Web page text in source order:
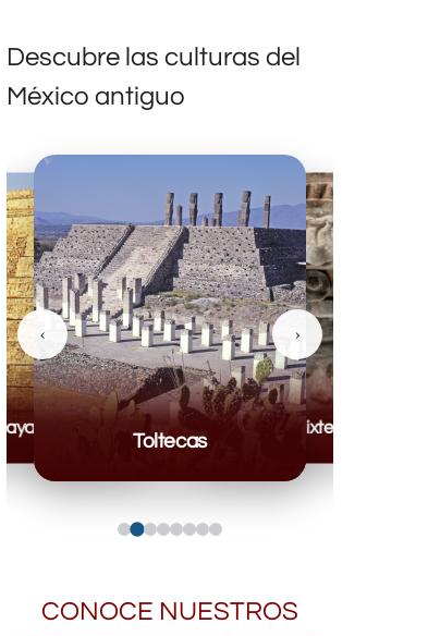
Descubre las culturas del
México antiguo
Mayas
Toltecas
Mixteca
‹ ›
CONOCE NUESTROS